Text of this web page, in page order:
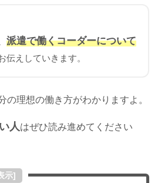
派遣で働くコーダーについて
伝えしていきます。
の理想の働き方がわかりますよ。
人はぜひ読み進めてください
示]